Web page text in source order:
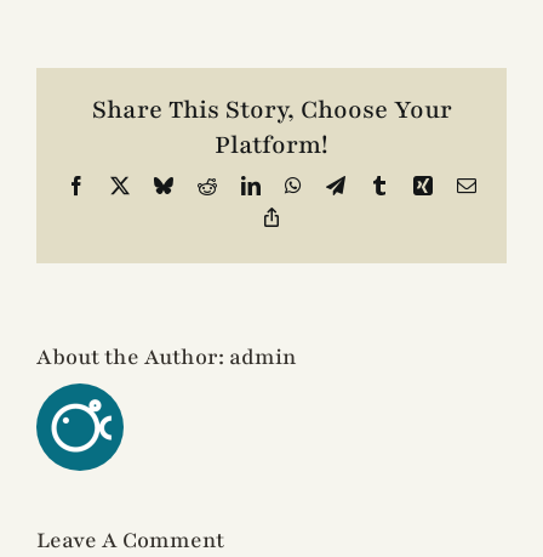
Share This Story, Choose Your
Platform!
Facebook BlueskyRedditLinkedInWhatsApp
TelegramTumblrXing Email
About the Author: admin
Leave A Comment